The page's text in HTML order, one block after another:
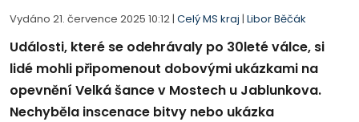
Vydáno 21. července 2025 10:12 | Celý MS kraj | Libor Běčák
Události, které se odehrávaly po 30leté válce, si
lidé mohli připomenout dobovými ukázkami na
opevnění Velká šance v Mostech u Jablunkova.
Nechyběla inscenace bitvy nebo ukázka